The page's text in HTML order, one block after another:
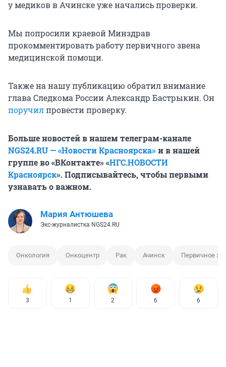
у медиков в Ачинске уже начались проверки.
Мы попросили краевой Минздрав
прокомментировать работу первичного звена
медицинской помощи.
Также на нашу публикацию обратил внимание
глава Следкома России Александр Бастрыкин. Он
поручилпровести проверку.
Больше новостей в нашем телеграм-канале
NGS24.RU — «Новости Красноярска»и в нашей
группе во «ВКонтакте» «НГС.НОВОСТИ
Красноярск». Подписывайтесь, чтобы первыми
узнавать о важном.
Мария Антюшева
Экс-журналистка NGS24.RU
Онкология Онкоцентр Рак Ачинск Первичное
3 1 2 6 6